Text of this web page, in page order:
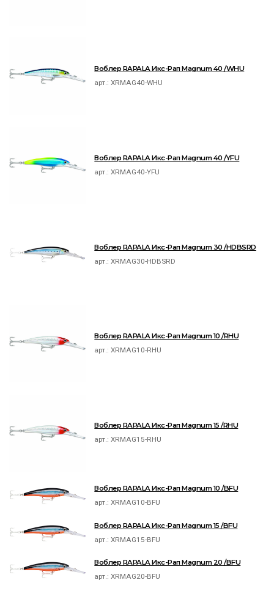
Воблер RAPALA Икс-Рап Magnum 40 /WHU
арт.:XRMAG40-WHU
Воблер RAPALA Икс-Рап Magnum 40 /YFU
арт.:XRMAG40-YFU
Воблер RAPALA Икс-Рап Magnum 30 /HDBSRD
арт.:XRMAG30-HDBSRD
Воблер RAPALA Икс-Рап Magnum 10 /RHU
арт.:XRMAG10-RHU
Воблер RAPALA Икс-Рап Magnum 15 /RHU
арт.:XRMAG15-RHU
Воблер RAPALA Икс-Рап Magnum 10 /BFU
арт.:XRMAG10-BFU
Воблер RAPALA Икс-Рап Magnum 15 /BFU
арт.:XRMAG15-BFU
Воблер RAPALA Икс-Рап Magnum 20 /BFU
арт.:XRMAG20-BFU